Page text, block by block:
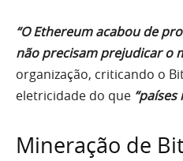
“O Ethereum acabou de
não precisam prejudicar o
organização, criticando o
eletricidade do que “países
Mineração de